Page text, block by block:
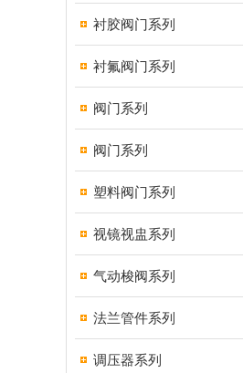
衬胶阀门系列
衬氟阀门系列
阀门系列
阀门系列
塑料阀门系列
视镜视盅系列
气动梭阀系列
法兰管件系列
调压器系列